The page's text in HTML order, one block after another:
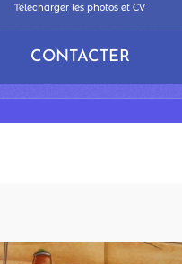
Télecharger les photos et CV
CONTACTER